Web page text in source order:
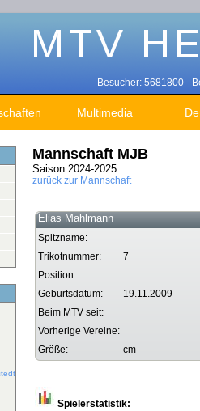
Besucher: 5681800 -
Multimedia
Mannschaft MJB
Saison 2024-2025
zurück zur Mannschaft
Elias Mahlmann
Spitzname:
Trikotnummer:
7
Position:
Geburtsdatum:
19.11.2009
Beim MTV seit:
Vorherige Vereine:
Größe:
cm
Spielerstatistik: